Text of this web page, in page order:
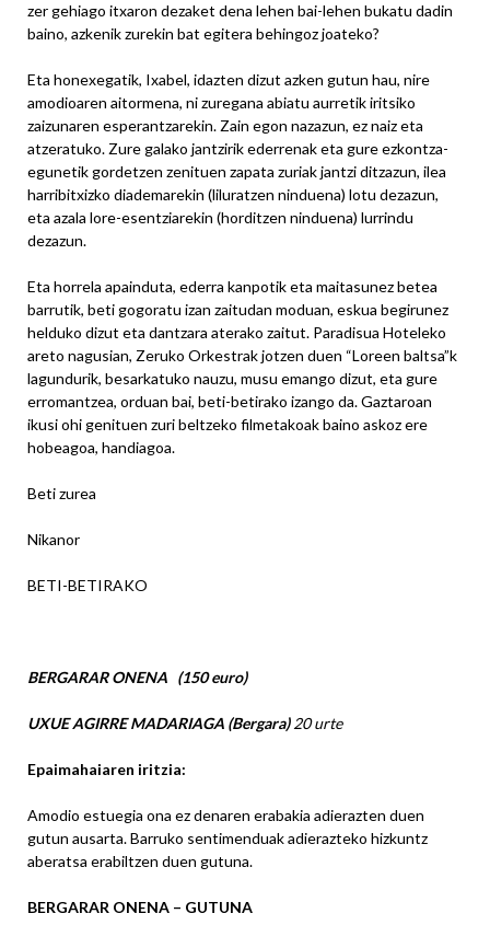
zer gehiago itxaron dezaket dena lehen bai-lehen bukatu dadin
baino, azkenik zurekin bat egitera behingoz joateko?
Eta honexegatik, Ixabel, idazten dizut azken gutun hau, nire
amodioaren aitormena, ni zuregana abiatu aurretik iritsiko
zaizunaren esperantzarekin. Zain egon nazazun, ez naiz eta
atzeratuko. Zure galako jantzirik ederrenak eta gure ezkontza-
egunetik gordetzen zenituen zapata zuriak jantzi ditzazun, ilea
harribitxizko diademarekin (liluratzen ninduena) lotu dezazun,
eta azala lore-esentziarekin (horditzen ninduena) lurrindu
dezazun.
Eta horrela apainduta, ederra kanpotik eta maitasunez betea
barrutik, beti gogoratu izan zaitudan moduan, eskua begirunez
helduko dizut eta dantzara aterako zaitut. Paradisua Hoteleko
areto nagusian, Zeruko Orkestrak jotzen duen “Loreen baltsa”k
lagundurik, besarkatuko nauzu, musu emango dizut, eta gure
erromantzea, orduan bai, beti-betirako izango da. Gaztaroan
ikusi ohi genituen zuri beltzeko filmetakoak baino askoz ere
hobeagoa, handiagoa.
Beti zurea
Nikanor
BETI-BETIRAKO
BERGARAR ONENA (150 euro)
UXUE AGIRRE MADARIAGA (Bergara)20 urte
Epaimahaiaren iritzia:
Amodio estuegia ona ez denaren erabakia adierazten duen
gutun ausarta. Barruko sentimenduak adierazteko hizkuntz
aberatsa erabiltzen duen gutuna.
BERGARAR ONENA – GUTUNA